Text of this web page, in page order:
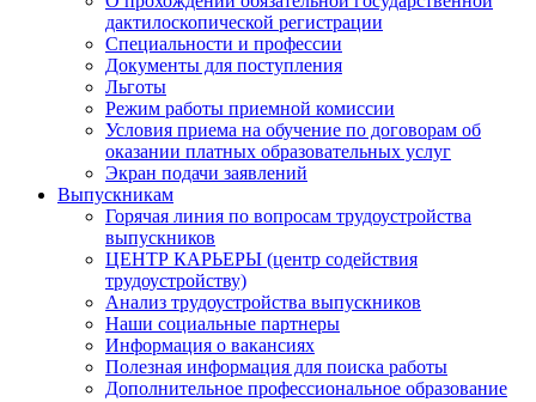
дактилоскопической регистрации
Специальности и профессии
Документы для поступления
Льготы
Режим работы приемной комиссии
Условия приема на обучение по договорам об
оказании платных образовательных услуг
Экран подачи заявлений
Выпускникам
Горячая линия по вопросам трудоустройства
выпускников
ЦЕНТР КАРЬЕРЫ (центр содействия
трудоустройству)
Анализ трудоустройства выпускников
Наши социальные партнеры
Информация о вакансиях
Полезная информация для поиска работы
Дополнительное профессиональное образование